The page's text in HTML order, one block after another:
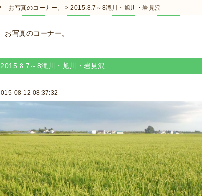
- お写真のコーナー。 > 2015.8.7～8滝川・旭川・岩見沢
お写真のコーナー。
2015.8.7～8滝川・旭川・岩見沢
08-12 08:37:32